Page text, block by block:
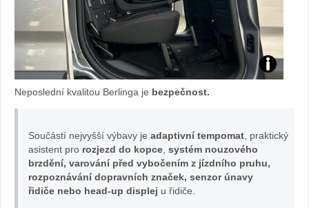
test
berlingo:
foto
Neposlední kvalitou Berlinga je bezpečnost.
Součástí nejvyšší výbavy je adaptivní tempomat , praktický
asistent pro rozjezd do kopce systém nouzového
brzdění, varování před vybočením z jízdního pruhu,
rozpoznávání dopravních značek, senzor únavy
řidiče nebo head-up displej u řidiče.